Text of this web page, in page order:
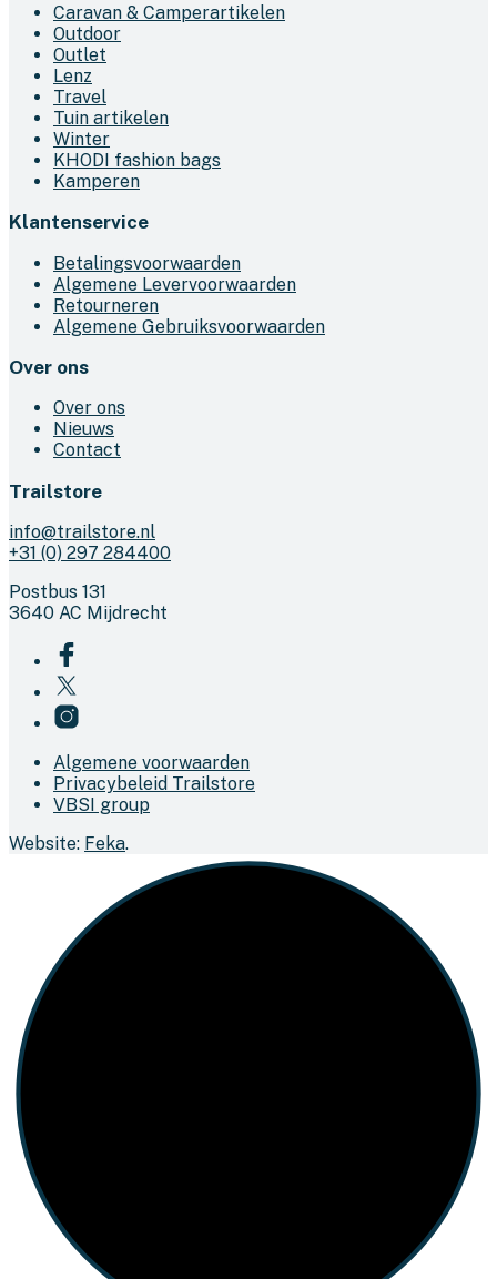
Caravan & Camperartikelen
Outdoor
Outlet
Lenz
Travel
Tuin artikelen
Winter
KHODI fashion bags
Kamperen
Klantenservice
Betalingsvoorwaarden
Algemene Levervoorwaarden
Retourneren
Algemene Gebruiksvoorwaarden
Over ons
Over ons
Nieuws
Contact
Trailstore
info@trailstore.nl
+31 (0) 297 284400
Postbus 131
3640 AC Mijdrecht
Algemene voorwaarden
Privacybeleid Trailstore
VBSI group
Website: Feka.